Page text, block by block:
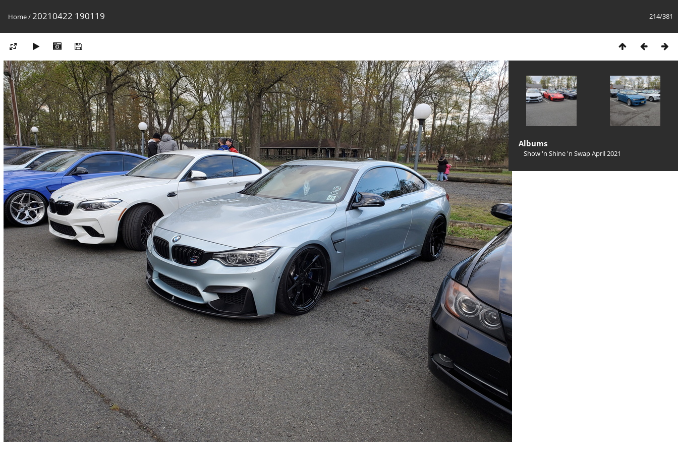
214/381
Home/20210422 190119
Albums
Show 'n Shine 'n Swap April 2021